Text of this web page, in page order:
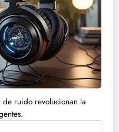
de ruido revolucionan la